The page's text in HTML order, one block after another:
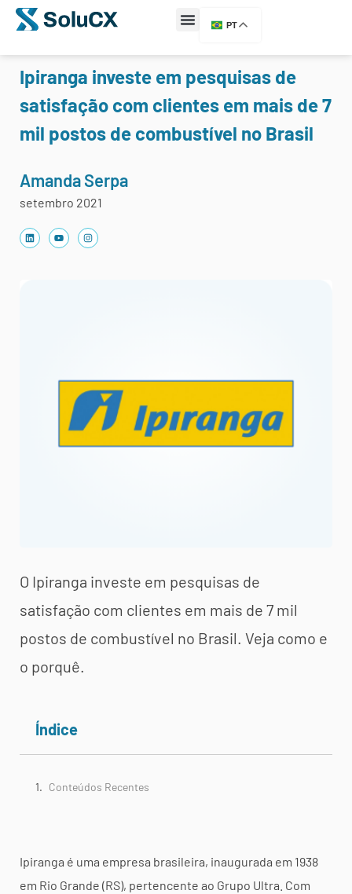
PT
Ipiranga investe em pesquisas de
satisfação com clientes em mais de 7
mil postos de combustível no Brasil
Amanda Serpa
setembro 2021
O Ipiranga investe em pesquisas de
satisfação com clientes em mais de 7 mil
postos de combustível no Brasil. Veja como e
o porquê.
Índice
Conteúdos Recentes
Ipiranga é uma empresa brasileira, inaugurada em 1938
em Rio Grande (RS), pertencente ao Grupo Ultra. Com